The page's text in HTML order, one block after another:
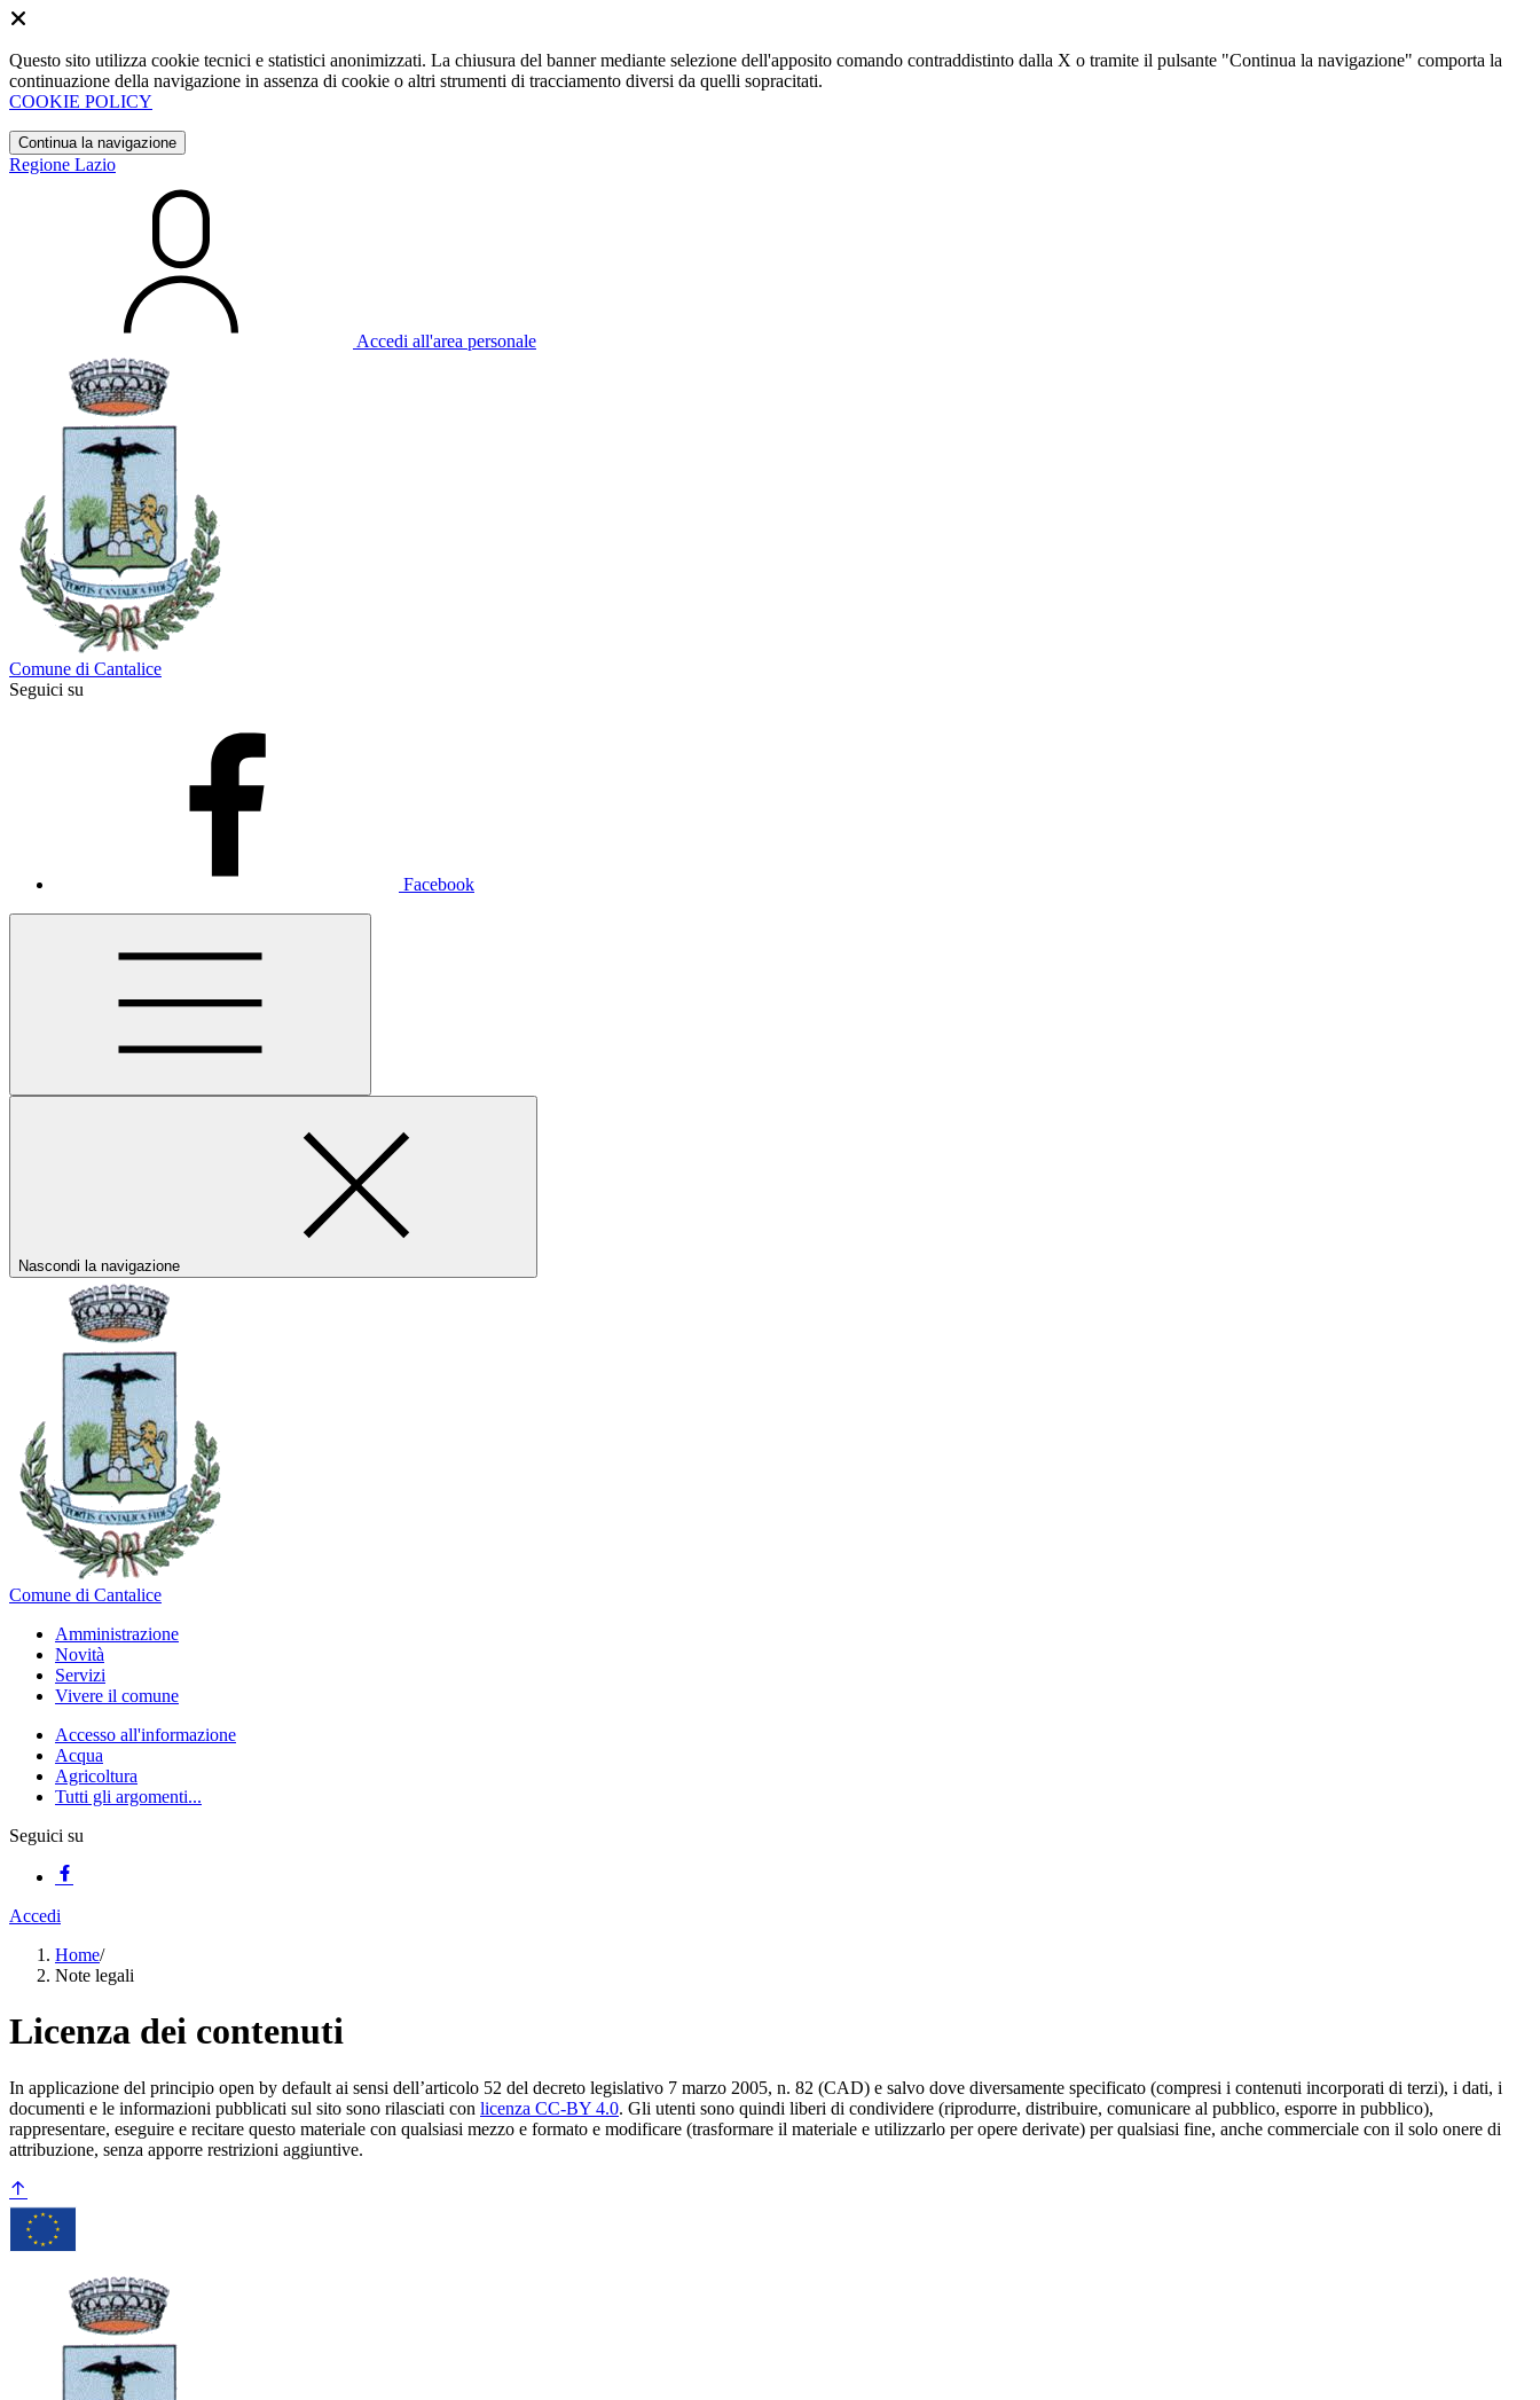
Questo sito utilizza cookie tecnici e statistici anonimizzati. La chiusura del banner mediante selezione dell'apposito comando contraddistinto dalla X o tramite il pulsante "Continua la navigazione" comporta la
continuazione della navigazione in assenza di cookie o altri strumenti di tracciamento diversi da quelli sopracitati.
COOKIE POLICY
Continua la navigazione
Regione Lazio
Accedi all'area personale
Comune di Cantalice
Seguici su
Facebook
Nascondi la navigazione
Comune di Cantalice
Amministrazione
Novità
Servizi
Vivere il comune
Accesso all'informazione
Acqua
Agricoltura
Tutti gli argomenti...
Seguici su
Accedi
Home/
Note legali
Licenza dei contenuti
In applicazione del principio open by default ai sensi dell’articolo 52 del decreto legislativo 7 marzo 2005, n. 82 (CAD) e salvo dove diversamente specificato (compresi i contenuti incorporati di terzi), i dati, i
documenti e le informazioni pubblicati sul sito sono rilasciati con licenza CC-BY 4.0. Gli utenti sono quindi liberi di condividere (riprodurre, distribuire, comunicare al pubblico, esporre in pubblico),
rappresentare, eseguire e recitare questo materiale con qualsiasi mezzo e formato e modificare (trasformare il materiale e utilizzarlo per opere derivate) per qualsiasi fine, anche commerciale con il solo onere di
attribuzione, senza apporre restrizioni aggiuntive.